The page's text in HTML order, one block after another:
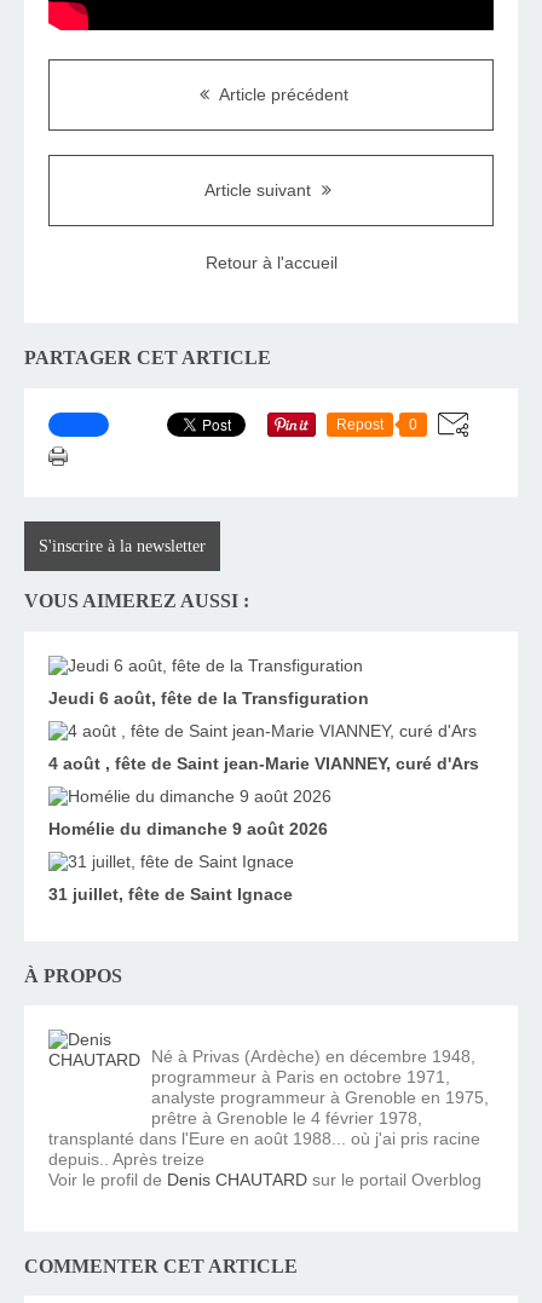
Article précédent
Article suivant
Retour à l'accueil
PARTAGER CET ARTICLE
Repost 0
S'inscrire à la newsletter
VOUS AIMEREZ AUSSI :
Jeudi 6 août, fête de la Transfiguration
4 août , fête de Saint jean-Marie VIANNEY, curé d'Ars
Homélie du dimanche 9 août 2026
31 juillet, fête de Saint Ignace
À PROPOS
Né à Privas (Ardèche) en décembre 1948,
programmeur à Paris en octobre 1971,
analyste programmeur à Grenoble en 1975,
prêtre à Grenoble le 4 février 1978,
transplanté dans l'Eure en août 1988... où j'ai pris racine
depuis.. Après treize
Voir le profil de Denis CHAUTARD sur le portail Overblog
COMMENTER CET ARTICLE